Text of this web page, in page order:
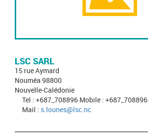
LSC SARL
15 rue Aymard
Nouméa 98800
Nouvelle-Calédonie
Tel : +687_708896 Mobile : +687_708896
Mail : s.lounes@lsc.nc